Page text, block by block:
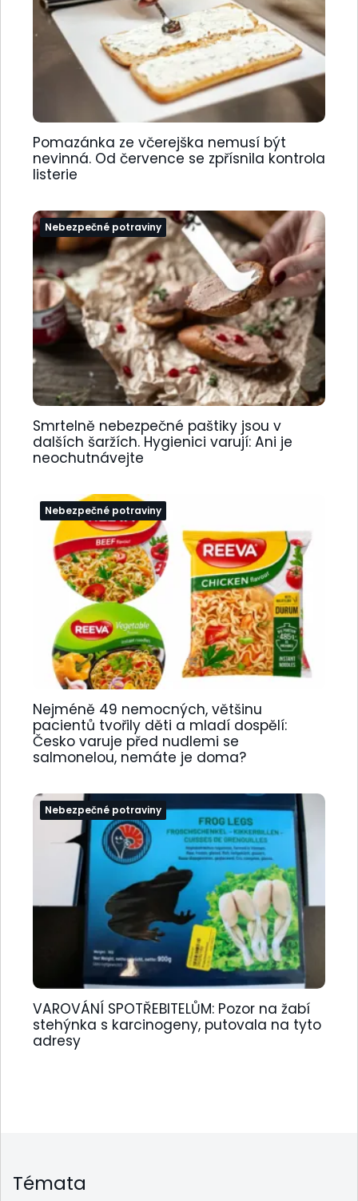
Pomazánka ze včerejška nemusí být
nevinná. Od července se zpřísnila kontrola
listerie
Nebezpečné potraviny
Smrtelně nebezpečné paštiky jsou v
dalších šaržích. Hygienici varují: Ani je
neochutnávejte
Nebezpečné potraviny
Nejméně 49 nemocných, většinu
pacientů tvořily děti a mladí dospělí:
Česko varuje před nudlemi se
salmonelou, nemáte je doma?
Nebezpečné potraviny
VAROVÁNÍ SPOTŘEBITELŮM: Pozor na žabí
stehýnka s karcinogeny, putovala na tyto
adresy
Témata